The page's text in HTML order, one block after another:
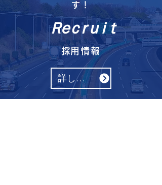
す！
Ｒｅｃｒｕｉｔ
​採用情報
詳しくはこちら